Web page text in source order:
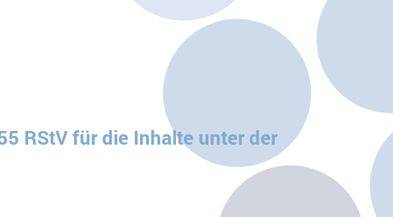
RStV für die Inhalte unter der